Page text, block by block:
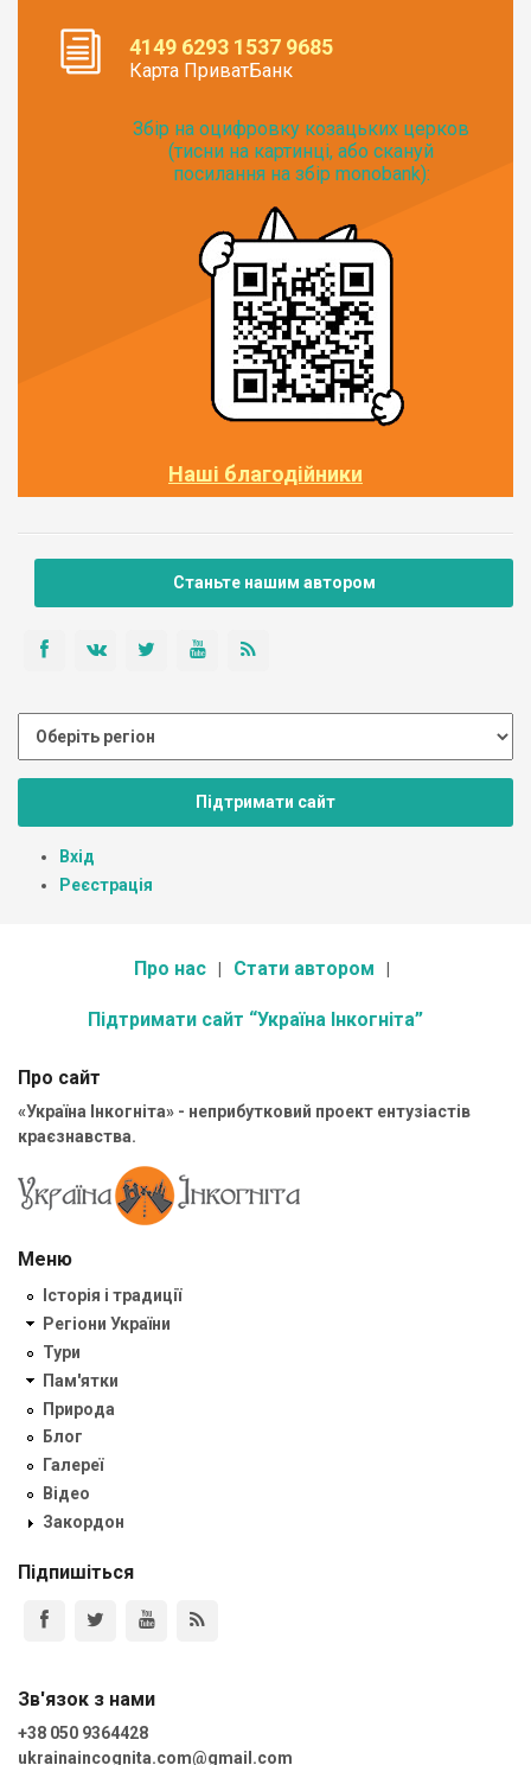
4149 6293 1537 9685
Карта ПриватБанк
Збір на оцифровку козацьких церков
(тисни на картинці, або скануй
посилання на збір monobank):
Наші благодійники
Станьте нашим автором
Підтримати сайт
Вхід
Реєстрація
Про нас Стати автором
Підтримати сайт “Україна Інкогніта”
Про сайт
«Україна Інкогніта» - неприбутковий проект ентузіастів
краєзнавства.
Меню
Історія і традиції
Регіони України
Тури
Пам'ятки
Природа
Блог
Галереї
Відео
Закордон
Підпишіться
Зв'язок з нами
+38 050 9364428
ukrainaincognita.com@gmail.com